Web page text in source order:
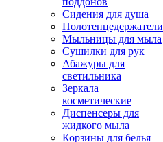
Сидения для душа
Полотенцедержатели
Мыльницы для мыла
Сушилки для рук
Абажуры для
светильника
Зеркала
косметические
Диспенсеры для
жидкого мыла
Корзины для белья